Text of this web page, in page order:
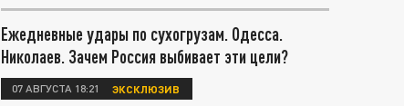
Ежедневные удары по сухогрузам. Одесса.
Николаев. Зачем Россия выбивает эти цели?
07 АВГУСТА 18:21 ЭКСКЛЮЗИВ